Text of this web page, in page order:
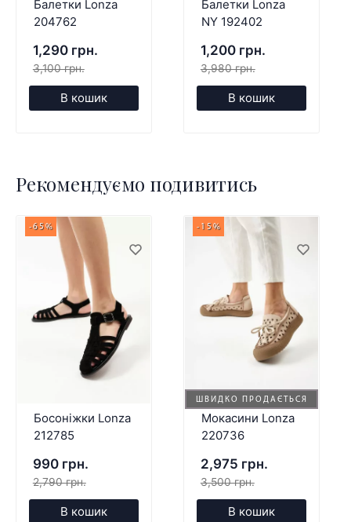
Балетки Lonza
204762
1,290 грн.
3,100 грн.
В кошик
Балетки Lonza
NY 192402
1,200 грн.
3,980 грн.
В кошик
Рекомендуємо подивитись
-65%
Босоніжки Lonza
212785
990 грн.
2,790 грн.
В кошик
ШВИДКО ПРОДАЄТЬСЯ
-15%
Мокасини Lonza
220736
2,975 грн.
3,500 грн.
В кошик